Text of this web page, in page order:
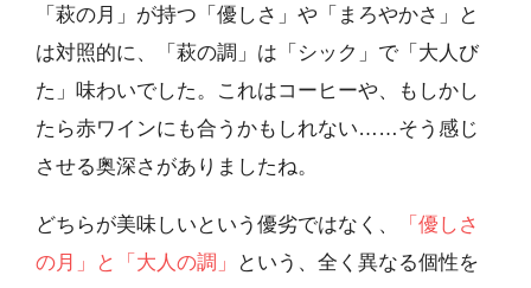
「萩の月」が持つ「優しさ」や「まろやかさ」と
は対照的に、「萩の調」は「シック」で「大人び
た」味わいでした。これはコーヒーや、もしかし
たら赤ワインにも合うかもしれない……そう感じ
させる奥深さがありましたね。
どちらが美味しいという優劣ではなく、
「優しさ
の月」と「大人の調」
という、全く異なる個性を